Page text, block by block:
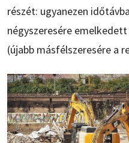
részét: ugyanezen
négyszeresére
(újabb másfélszeresére a